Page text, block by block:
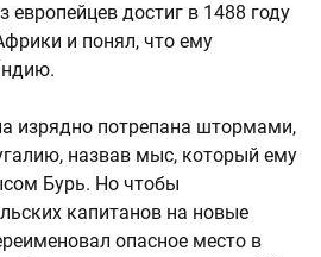
достиг в 1488 году
и понял, что ему
изрядно потрепана штормами,
назвав мыс, который ему
Бурь. Но чтобы
капитанов на новые
опасное место в